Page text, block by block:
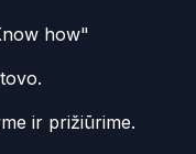
how"
ir prižiūrime.